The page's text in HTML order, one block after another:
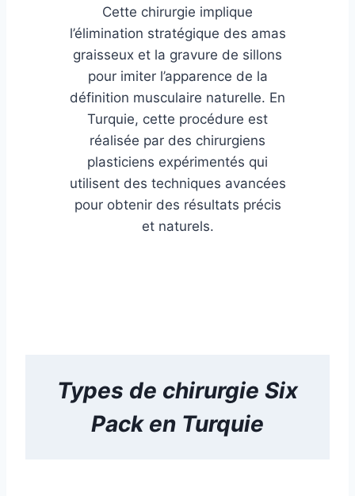
Cette chirurgie implique
l’élimination stratégique des amas
graisseux et la gravure de sillons
pour imiter l’apparence de la
définition musculaire naturelle. En
Turquie, cette procédure est
réalisée par des chirurgiens
plasticiens expérimentés qui
utilisent des techniques avancées
pour obtenir des résultats précis
et naturels.
Types de chirurgie Six
Pack en Turquie